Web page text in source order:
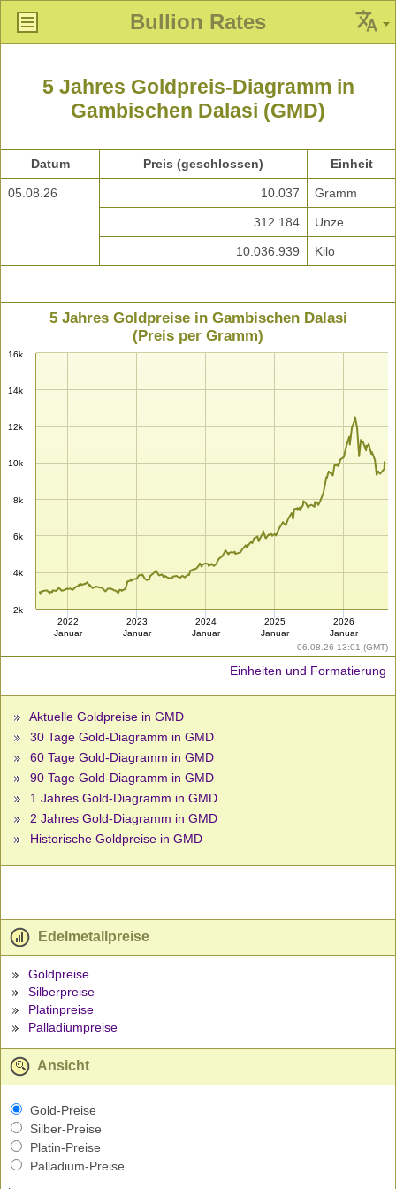
Bullion Rates
5 Jahres Goldpreis-Diagramm in
Gambischen Dalasi (GMD)
Datum Preis (geschlossen) Einheit
05.08.26 10.037 Gramm
312.184 Unze
10.036.939 Kilo
06.08.26 13:01 (GMT)
5 Jahres Goldpreise in Gambischen Dalasi
(Preis per Gramm)
2k
4k
6k
8k
10k
12k
14k
16k
2022
Januar
2023
Januar
2024
Januar
2025
Januar
2026
Januar
Einheiten und Formatierung
Aktuelle Goldpreise in GMD
30 Tage Gold-Diagramm in GMD
60 Tage Gold-Diagramm in GMD
90 Tage Gold-Diagramm in GMD
1 Jahres Gold-Diagramm in GMD
2 Jahres Gold-Diagramm in GMD
Historische Goldpreise in GMD
Edelmetallpreise
Goldpreise
Silberpreise
Platinpreise
Palladiumpreise
Ansicht
Gold-Preise
Silber-Preise
Platin-Preise
Palladium-Preise